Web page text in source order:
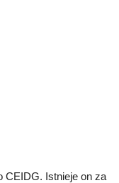
CEIDG. Istnieje on za